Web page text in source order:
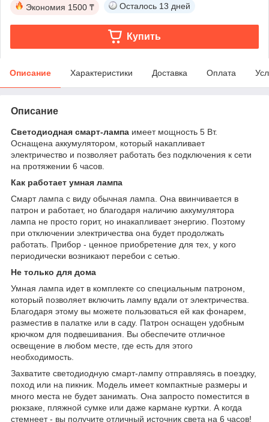
Экономия 1500 ₸ Осталось 13 дней
Купить
Описание Характеристики Доставка Оплата
Описание
Светодиодная смарт-лампа имеет мощность 5 Вт.
Оснащена аккумулятором, который накапливает
электричество и позволяет работать без подключения к сети
на протяжении 6 часов.
Как работает умная лампа
Смарт лампа с виду обычная лампа. Она ввинчивается в
патрон и работает, но благодаря наличию аккумулятора
лампа не просто горит, но инакапливает энергию. Поэтому
при отключении электричества она будет продолжать
работать. Прибор - ценное приобретение для тех, у кого
периодически возникают перебои с сетью.
Не только для дома
Умная лампа идет в комплекте со специальным патроном,
который позволяет включить лампу вдали от электричества.
Благодаря этому вы можете пользоваться ей как фонарем,
разместив в палатке или в саду. Патрон оснащен удобным
крючком для подвешивания. Вы обеспечите отличное
освещение в любом месте, где есть для этого
необходимость.
Захватите светодиодную смарт-лампу отправляясь в поездку,
поход или на пикник. Модель имеет компактные размеры и
много места не будет занимать. Она запросто поместится в
рюкзаке, пляжной сумке или даже кармане куртки. А когда
стемнеет - вы получите отличный источник света на 6 часов!